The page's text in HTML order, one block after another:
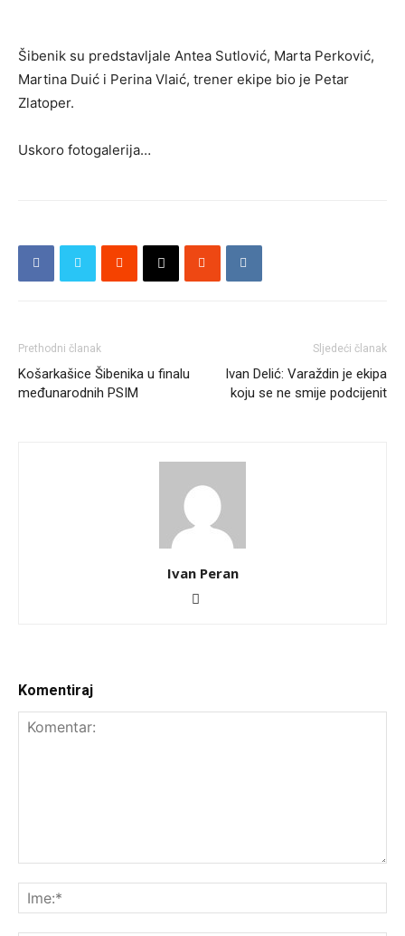
Šibenik su predstavljale Antea Sutlović, Marta Perković,
Martina Duić i Perina Vlaić, trener ekipe bio je Petar
Zlatoper.
Uskoro fotogalerija…
Prethodni članak
Košarkašice Šibenika u finalu
međunarodnih PSIM
Sljedeći članak
Ivan Delić: Varaždin je ekipa
koju se ne smije podcijenit
Ivan Peran
Komentiraj